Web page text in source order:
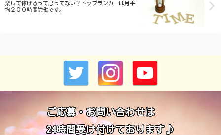
楽して稼げるって思ってない？トップランカーは月平
均２００時間労働です。
ご応募・お問い合わせは
24時間受け付けております♪